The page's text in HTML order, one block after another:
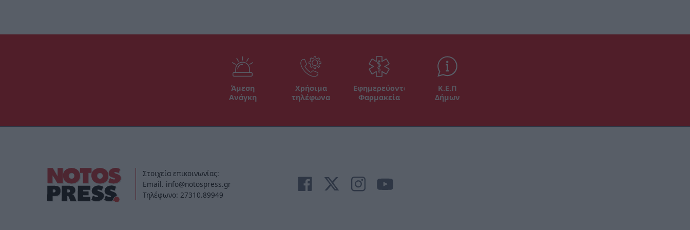
Άμεση
Ανάγκη
Χρήσιμα
τηλέφωνα
Εφημερεύοντα
Φαρμακεία
Κ.Ε.Π
Δήμων
Στοιχεία επικοινωνίας:
Email. info@notospress.gr
Τηλέφωνο: 27310.89949